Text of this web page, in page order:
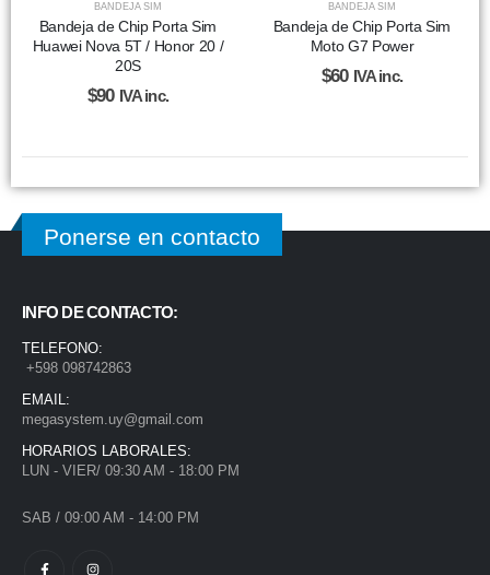
BANDEJA SIM
Bandeja de Chip Porta Sim
Huawei Nova 5T / Honor 20 /
20S
$90 IVA inc.
BANDEJA SIM
Bandeja de Chip Porta Sim
Moto G7 Power
$60 IVA inc.
Ponerse en contacto
INFO DE CONTACTO:
TELEFONO:
+598 098742863
EMAIL:
megasystem.uy@gmail.com
HORARIOS LABORALES:
LUN - VIER/ 09:30 AM - 18:00 PM
SAB / 09:00 AM - 14:00 PM